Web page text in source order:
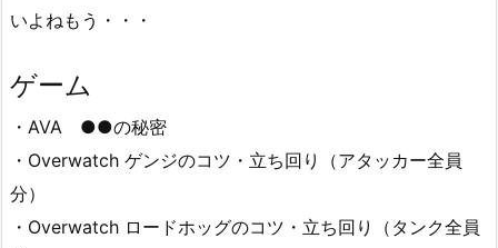
いよねもう・・・
ゲーム
・AVA ●●の秘密
・Overwatch ゲンジのコツ・立ち回り（アタッカー全員
分）
・Overwatch ロードホッグのコツ・立ち回り（タンク全員